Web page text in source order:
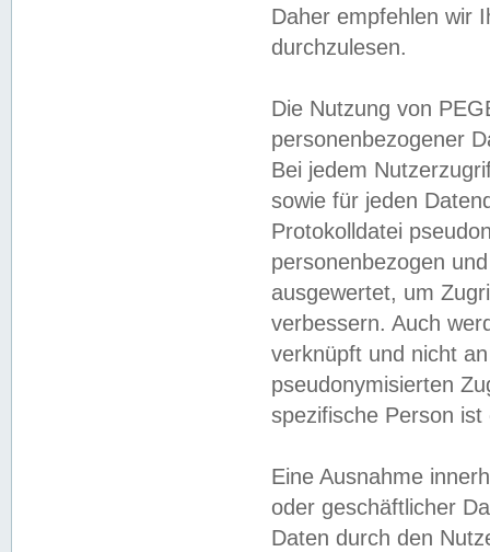
Daher empfehlen wir
durchzulesen.
Die Nutzung von
personenbezogener
Bei jedem
sowie für jeden
Protokolldatei
personenbezogen
ausgewertet, um
verbessern. Auch
verknüpft und nicht
pseudonymisierten
spezifische Person
Eine Ausnahme
oder geschäftlicher
Daten durch den